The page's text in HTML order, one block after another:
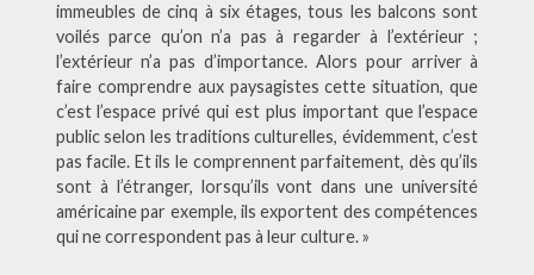
immeubles de cinq à six étages, tous les balcons sont
voilés parce qu’on n’a pas à regarder à l’extérieur ;
l’extérieur n’a pas d’importance. Alors pour arriver à
faire comprendre aux paysagistes cette situation, que
c’est l’espace privé qui est plus important que l’espace
public selon les traditions culturelles, évidemment, c’est
pas facile. Et ils le comprennent parfaitement, dès qu’ils
sont à l’étranger, lorsqu’ils vont dans une université
américaine par exemple, ils exportent des compétences
qui ne correspondent pas à leur culture. »